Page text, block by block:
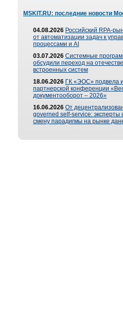
MSKIT.RU: последние новости
04.08.2026 Российский RPA-
от автоматизации задач к
процессами и AI
03.07.2026 Системные
обсудили переход на
встроенных систем
18.06.2026 ГК «ЭОС» подвела
партнерской конференции
документооборот – 2026»
16.06.2026 От
governed self-service: эксперты
смену парадигмы на рынке